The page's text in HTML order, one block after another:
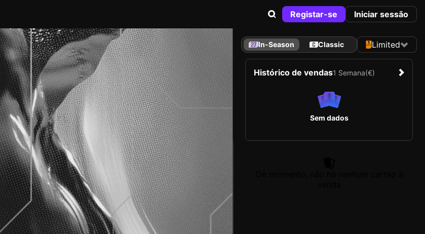
Registar-se Iniciar sessão
In-Season Classic Limited
Histórico de vendas1 Semana(€)
Sem dados